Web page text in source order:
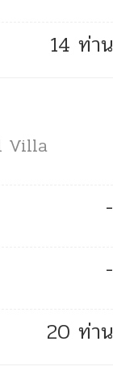
14 ท่าน
Villa
-
-
20 ท่าน